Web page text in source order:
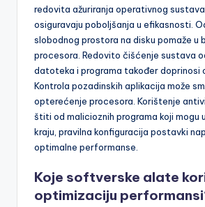
redovita ažuriranja operativnog
osiguravaju poboljšanja u efikasnosti.
slobodnog prostora na disku pomaže u
procesora. Redovito čišćenje sustava
datoteka i programa također doprinosi
Kontrola pozadinskih aplikacija može
opterećenje procesora. Korištenje
štiti od malicioznih programa koji mogu
kraju, pravilna konfiguracija postavki
optimalne performanse.
Koje softverske alate
optimizaciju